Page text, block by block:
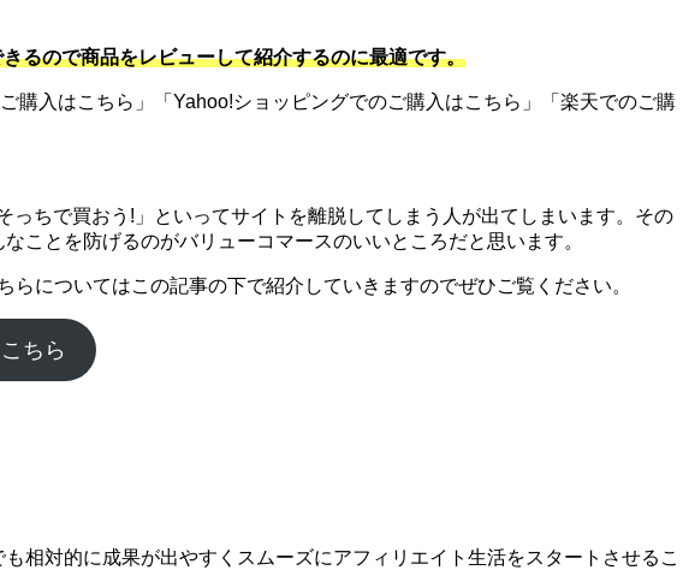
るので商品をレビューして紹介するのに最適です。
入はこちら」「Yahoo!ショッピングでのご購入はこちら」「楽天でのご購
ちで買おう!」といってサイトを離脱してしまう人が出てしまいます。その
ことを防げるのがバリューコマースのいいところだと思います。
についてはこの記事の下で紹介していきますのでぜひご覧ください。
ちら
相対的に成果が出やすくスムーズにアフィリエイト生活をスタートさせるこ